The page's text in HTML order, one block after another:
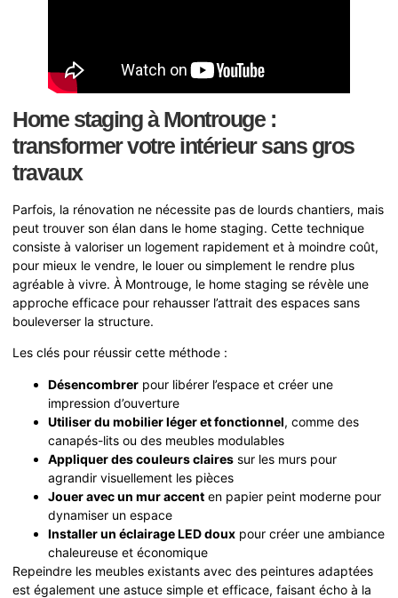
Home staging à Montrouge :
transformer votre intérieur sans gros
travaux
Parfois, la rénovation ne nécessite pas de lourds chantiers, mais
peut trouver son élan dans le home staging. Cette technique
consiste à valoriser un logement rapidement et à moindre coût,
pour mieux le vendre, le louer ou simplement le rendre plus
agréable à vivre. À Montrouge, le home staging se révèle une
approche efficace pour rehausser l’attrait des espaces sans
bouleverser la structure.
Les clés pour réussir cette méthode :
Désencombrer pour libérer l’espace et créer une
impression d’ouverture
Utiliser du mobilier léger et fonctionnel, comme des
canapés-lits ou des meubles modulables
Appliquer des couleurs claires sur les murs pour
agrandir visuellement les pièces
Jouer avec un mur accent en papier peint moderne pour
dynamiser un espace
Installer un éclairage LED doux pour créer une ambiance
chaleureuse et économique
Repeindre les meubles existants avec des peintures adaptées
est également une astuce simple et efficace, faisant écho à la